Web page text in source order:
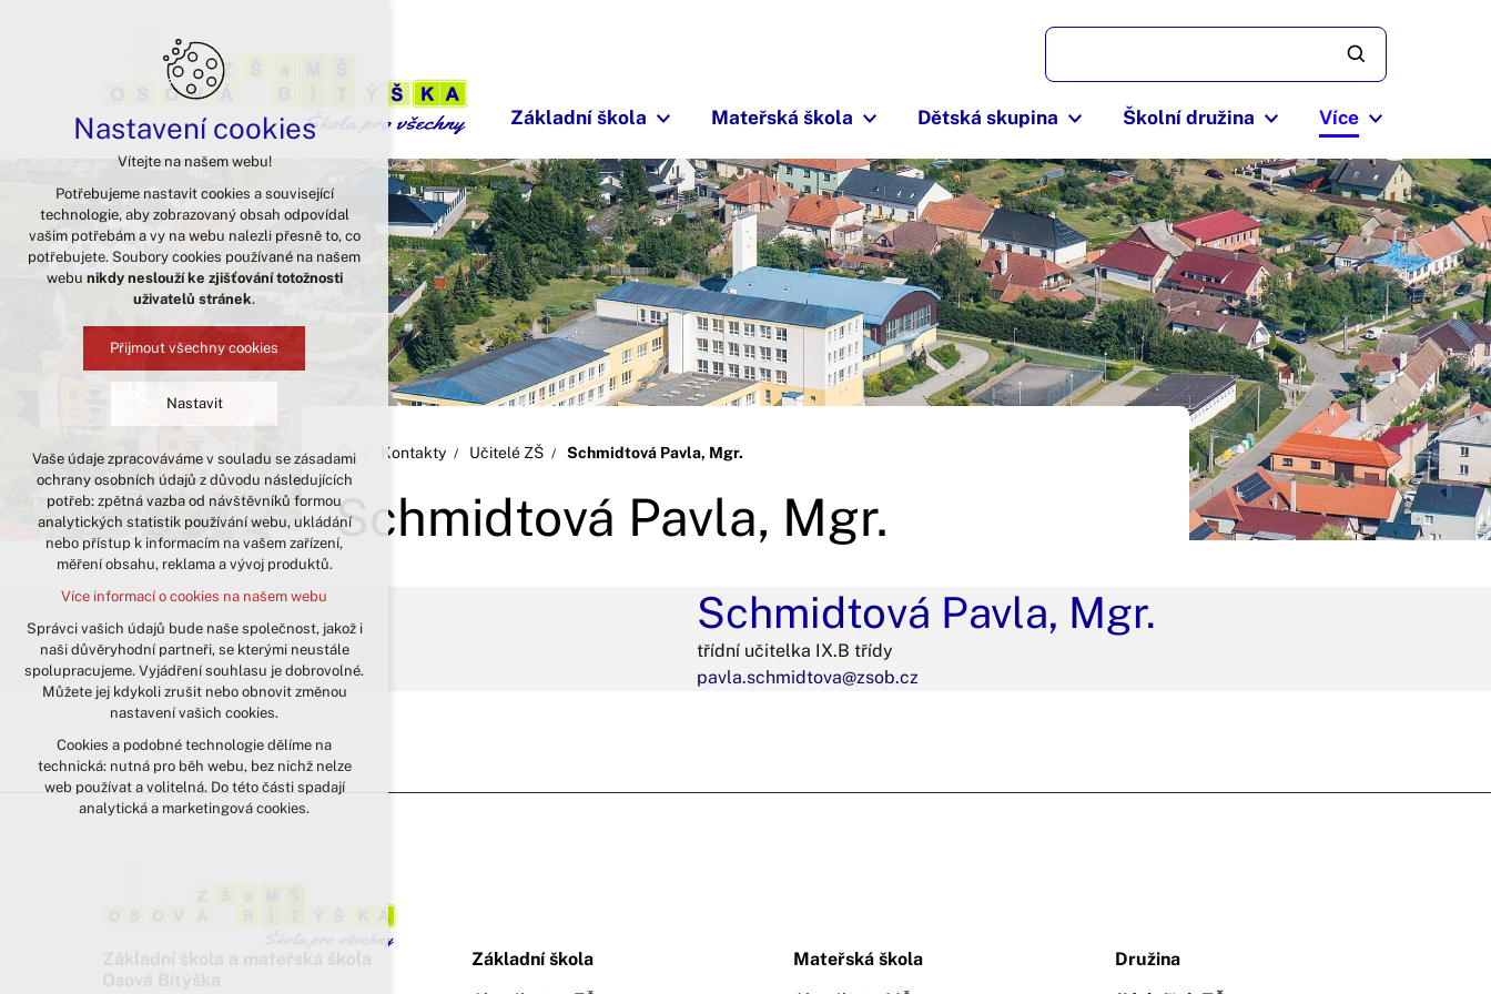
Základní škola Mateřská škola Dětská skupina Školní družina Více
Kontakty Učitelé ZŠ Schmidtová Pavla, Mgr.
Schmidtová Pavla, Mgr.
Schmidtová Pavla, Mgr.
třídní učitelka IX.B třídy
pavla.schmidtova@zsob.cz
Základní škola
Mateřská škola
Družina
Nastavení cookies
Vítejte na našem webu!
Potřebujeme nastavit cookies a související
technologie, aby zobrazovaný obsah odpovídal
vašim potřebám a vy na webu nalezli přesně to, co
potřebujete. Soubory cookies používané na našem
webu nikdy neslouží ke zjišťování totožnosti
uživatelů stránek.
Přijmout všechny cookies
Nastavit
Technická cookies
nutná pro provozování webu
udržení kontextu stránek (session):
případná přihlášení, volby jazyka, apod.
analytická pro anonymizované
vyhodnocení návštěvnosti
marketingová cookies (Google)
Více informací o cookies na našem webu
Přijmout všechny cookies
Odmítnout vše
Vaše údaje zpracováváme v souladu se zásadami
ochrany osobních údajů z důvodu následujících
potřeb: zpětná vazba od návštěvníků formou
analytických statistik používání webu, ukládání
nebo přístup k informacím na vašem zařízení,
měření obsahu, reklama a vývoj produktů.
Více informací o cookies na našem webu
Správci vašich údajů bude naše společnost, jakož i
naši důvěryhodní partneři, se kterými neustále
spolupracujeme. Vyjádření souhlasu je dobrovolné.
Můžete jej kdykoli zrušit nebo obnovit změnou
nastavení vašich cookies.
Cookies a podobné technologie dělíme na
technická: nutná pro běh webu, bez nichž nelze
web používat a volitelná. Do této části spadají
analytická a marketingová cookies.